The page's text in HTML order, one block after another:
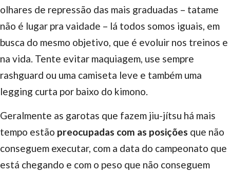
olhares de repressão das mais graduadas – tatame
não é lugar pra vaidade – lá todos somos iguais, em
busca do mesmo objetivo, que é evoluir nos treinos e
na vida. Tente evitar maquiagem, use sempre
rashguard ou uma camiseta leve e também uma
legging curta por baixo do kimono.
Geralmente as garotas que fazem jiu-jítsu há mais
tempo estão preocupadas com as posições que não
conseguem executar, com a data do campeonato que
está chegando e com o peso que não conseguem